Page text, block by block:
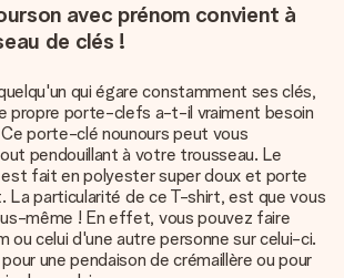
avec prénom convient à
de clés !
qui égare constamment ses clés,
propre porte-clefs a-t-il vraiment besoin
porte-clé nounours peut vous
pendouillant à votre trousseau. Le
fait en polyester super doux et porte
La particularité de ce T-shirt, est que vous
même ! En effet, vous pouvez faire
ou celui d'une autre personne sur celui-ci.
une pendaison de crémaillère ou pour